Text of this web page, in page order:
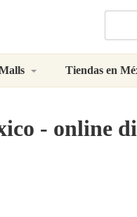
Tiendas en
- online